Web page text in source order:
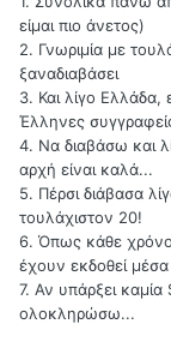
είμαι πιο άνετος)
2. Γνωριμία με
ξαναδιαβάσει
3. Και λίγο Ελλάδα,
Έλληνες
4. Να διαβάσω και
αρχή είναι καλά...
5. Πέρσι διάβασα
τουλάχιστον 20!
6. Όπως κάθε
έχουν εκδοθεί
7. Αν υπάρξει
ολοκληρώσω...